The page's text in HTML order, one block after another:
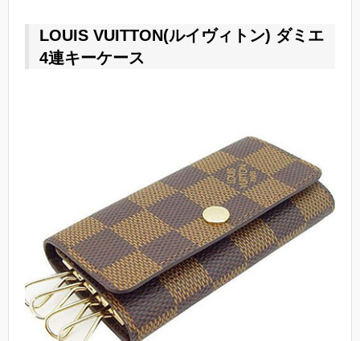
LOUIS VUITTON(ルイヴィトン) ダミエ
4連キーケース